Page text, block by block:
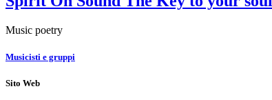
Music poetry
Musicisti e gruppi
Sito Web